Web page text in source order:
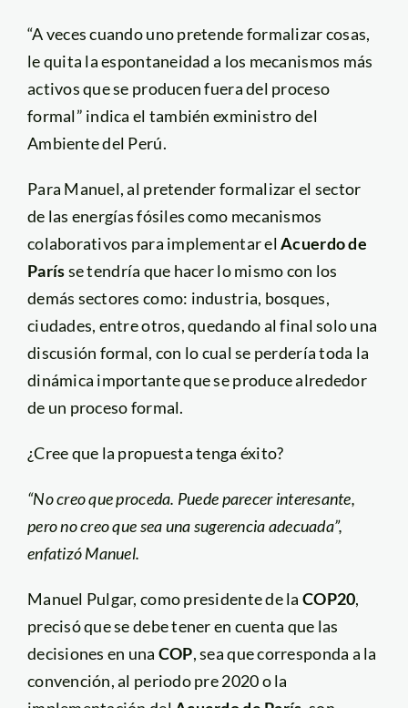
“A veces cuando uno pretende formalizar cosas,
le quita la espontaneidad a los mecanismos más
activos que se producen fuera del proceso
formal” indica el también exministro del
Ambiente del Perú.
Para Manuel, al pretender formalizar el sector
de las energías fósiles como mecanismos
colaborativos para implementar elAcuerdo de
Parísse tendría que hacer lo mismo con los
demás sectores como: industria, bosques,
ciudades, entre otros, quedando al final solo una
discusión formal, con lo cual se perdería toda la
dinámica importante que se produce alrededor
de un proceso formal.
¿Cree que la propuesta tenga éxito?
“No creo que proceda. Puede parecer interesante,
pero no creo que sea una sugerencia adecuada”,
enfatizó Manuel.
Manuel Pulgar, como presidente de la COP20,
precisó que se debe tener en cuenta que las
decisiones en una COP, sea que corresponda a la
convención, al periodo pre 2020 o la